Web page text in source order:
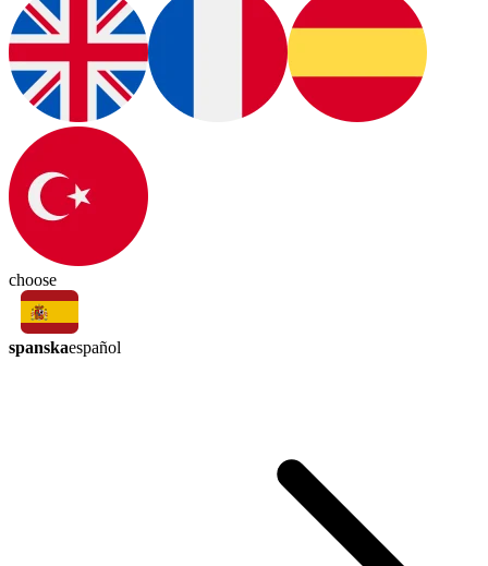
choose
spanskaespañol